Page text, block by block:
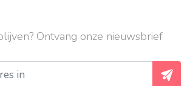
Ontvang onze nieuwsbrief